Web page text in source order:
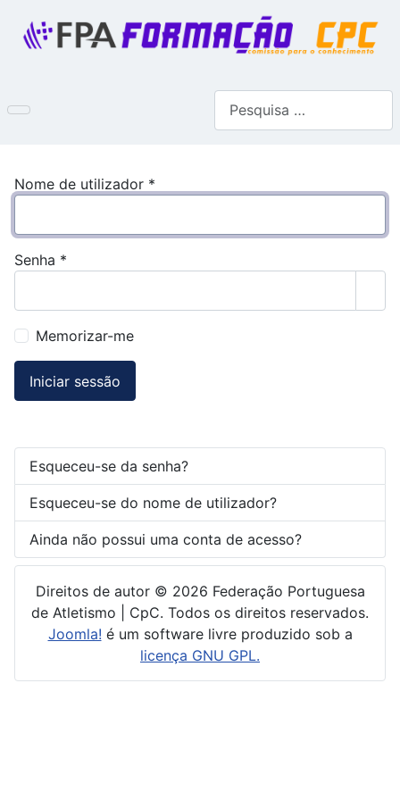
Nome de utilizador *
Senha *
Memorizar-me
Iniciar sessão
Esqueceu-se da senha?
Esqueceu-se do nome de utilizador?
Ainda não possui uma conta de acesso?
Direitos de autor © 2026 Federação Portuguesa
de Atletismo | CpC. Todos os direitos reservados.
Joomla! é um software livre produzido sob a
licença GNU GPL.